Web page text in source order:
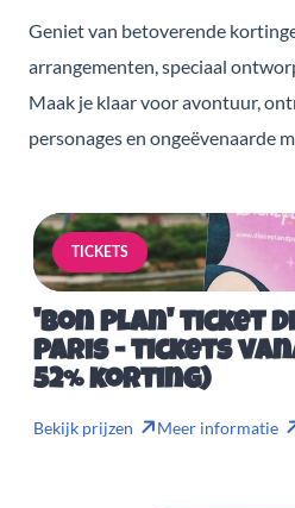
Geniet van betoverende
arrangementen, speciaal
Maak je klaar voor avontuur,
personages en ongeëvenaarde
TICKETS
'Bon Plan' ticket
Paris - tickets
52% korting)
Bekijk prijzen Meer informatie